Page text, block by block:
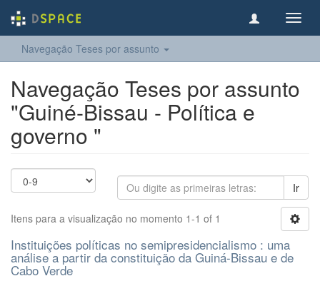
Navegação Teses por assunto
Navegação Teses por assunto
"Guiné-Bissau - Política e
governo "
Ir
Itens para a visualização no momento 1-1 of 1
Instituições políticas no semipresidencialismo : uma
análise a partir da constituição da Guiná-Bissau e de
Cabo Verde